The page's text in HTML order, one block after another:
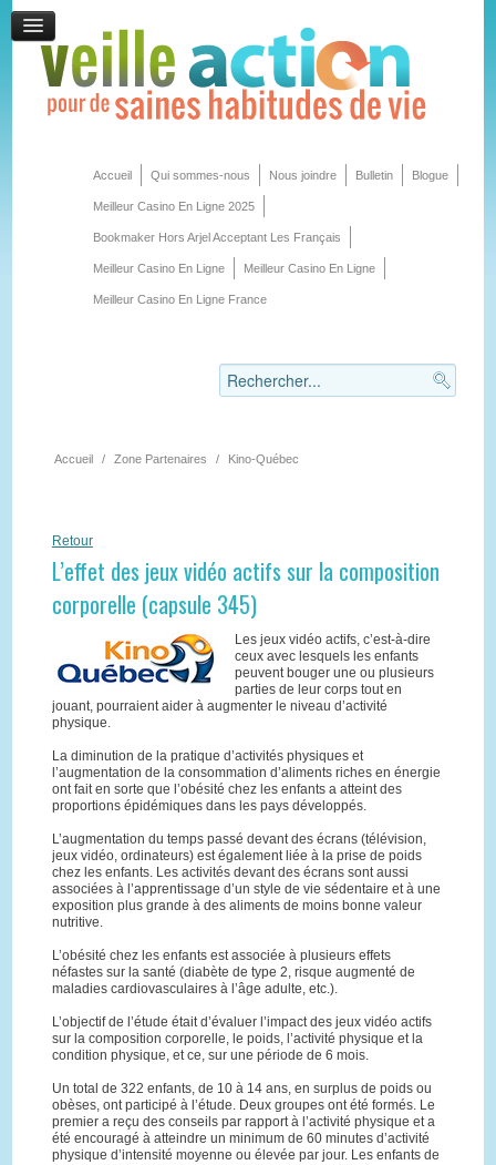
Accueil Qui sommes-nous Nous joindre Bulletin Blogue
Meilleur Casino En Ligne 2025
Bookmaker Hors Arjel Acceptant Les Français
Meilleur Casino En Ligne Meilleur Casino En Ligne
Meilleur Casino En Ligne France
Accueil / Zone Partenaires / Kino-Québec
Retour
L’effet des jeux vidéo actifs sur la composition
corporelle (capsule 345)
Les jeux vidéo actifs, c’est-à-dire
ceux avec lesquels les enfants
peuvent bouger une ou plusieurs
parties de leur corps tout en
jouant, pourraient aider à augmenter le niveau d’activité
physique.
La diminution de la pratique d’activités physiques et
l’augmentation de la consommation d’aliments riches en énergie
ont fait en sorte que l’obésité chez les enfants a atteint des
proportions épidémiques dans les pays développés.
L’augmentation du temps passé devant des écrans (télévision,
jeux vidéo, ordinateurs) est également liée à la prise de poids
chez les enfants. Les activités devant des écrans sont aussi
associées à l’apprentissage d’un style de vie sédentaire et à une
exposition plus grande à des aliments de moins bonne valeur
nutritive.
L’obésité chez les enfants est associée à plusieurs effets
néfastes sur la santé (diabète de type 2, risque augmenté de
maladies cardiovasculaires à l’âge adulte, etc.).
L’objectif de l’étude était d’évaluer l’impact des jeux vidéo actifs
sur la composition corporelle, le poids, l’activité physique et la
condition physique, et ce, sur une période de 6 mois.
Un total de 322 enfants, de 10 à 14 ans, en surplus de poids ou
obèses, ont participé à l’étude. Deux groupes ont été formés. Le
premier a reçu des conseils par rapport à l’activité physique et a
été encouragé à atteindre un minimum de 60 minutes d’activité
physique d’intensité moyenne ou élevée par jour. Les enfants de